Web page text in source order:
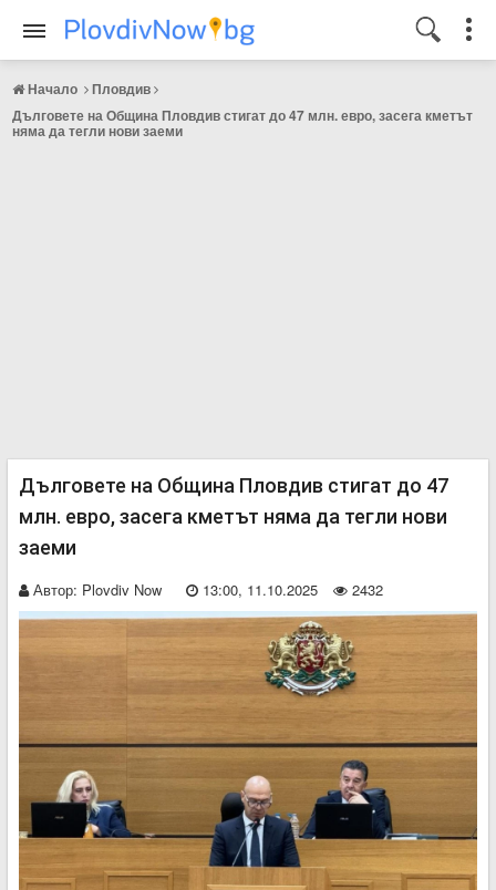
Начало
Пловдив
Дълговете на Община Пловдив стигат до 47 млн. евро, засега кметът
няма да тегли нови заеми
Дълговете на Община Пловдив стигат до 47
млн. евро, засега кметът няма да тегли нови
заеми
Автор: Plovdiv Now 13:00, 11.10.2025 2432